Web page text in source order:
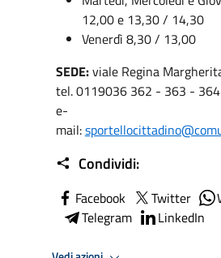
12,00 e 13,30 / 14,30
Venerdì 8,30 / 13,00
SEDE:viale Regina
tel. 0119036 362 - 363 -
e-
mail:
Condividi:
Facebook Twitter
Telegram
LinkedIn